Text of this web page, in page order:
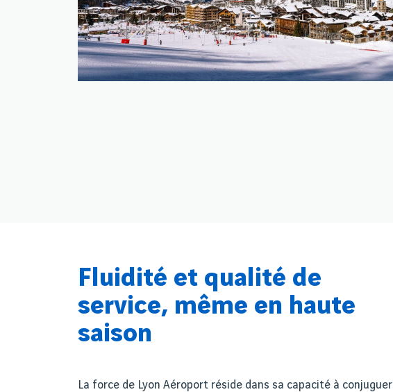
Fluidité et qualité de
service, même en haute
saison
La force de Lyon Aéroport réside dans sa capacité à conjuguer